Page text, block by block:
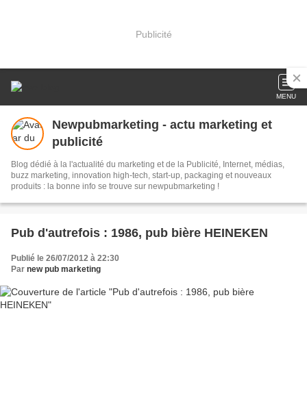
Publicité
MENU
Newpubmarketing - actu marketing et
publicité
Blog dédié à la l'actualité du marketing et de la Publicité, Internet, médias,
buzz marketing, innovation high-tech, start-up, packaging et nouveaux
produits : la bonne info se trouve sur newpubmarketing !
Pub d'autrefois : 1986, pub bière HEINEKEN
Publié le 26/07/2012 à 22:30
Par new pub marketing